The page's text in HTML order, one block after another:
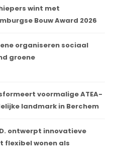
wint met
Bouw Award 2026
organiseren sociaal
groene
voormalige ATEA-
landmark in Berchem
ontwerpt innovatieve
flexibel wonen als